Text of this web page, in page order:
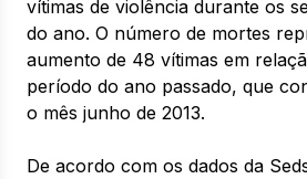
vítimas de violência durante os
do ano. O número de mortes
aumento de 48 vítimas em
período do ano passado, que
o mês junho de 2013.
De acordo com os dados da